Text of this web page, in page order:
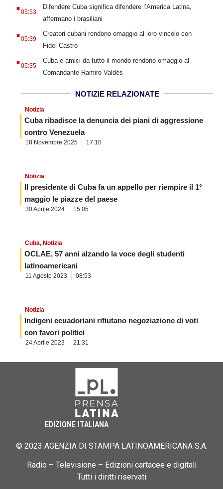
05:53
Difendere Cuba significa difendere l’America Latina,
affermano i brasiliani
.05:39
Creatori cubani rendono omaggio al loro vincolo con
Fidel Castro
.05:35
Cuba e amici da tutto il mondo rendono omaggio al
Comandante Ramiro Valdés
NOTIZIE RELAZIONATE
Notizia
Cuba ribadisce la denuncia dei piani di aggressione
contro Venezuela
18 Novembre 2025 17:10
Notizia
Il presidente di Cuba fa un appello per riempire il 1°
maggio le piazze del paese
30 Aprile 2024 15:05
Cuba, Notizia
OCLAE, 57 anni alzando la voce degli studenti
latinoamericani
11 Agosto 2023 08:53
Notizia
Indigeni ecuadoriani rifiutano negoziazione di voti
con favori politici
24 Aprile 2023 21:31
EDIZIONE ITALIANA
© 2023 AGENZIA DI STAMPA LATINOAMERICANA S.A.
Radio – Televisione – Edizioni cartacee e digitali
Tutti i diritti riservati